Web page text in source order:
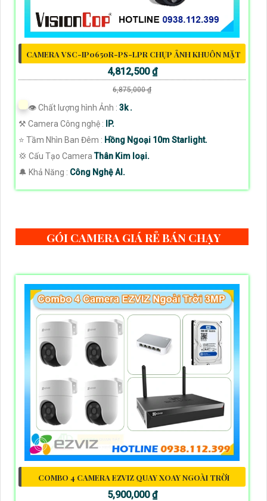
CAMERA VSC-IP0650R-PS-LPR CHỤP ẢNH KHUÔN MẶT
4,812,500 ₫
6,875,000 ₫
👁 Chất lượng hình Ảnh : 3k .
⚒ Camera Công nghệ :
IP.
⭐ Tầm Nhìn Ban Đêm : Hồng Ngoại 10m Starlight.
💢 Cấu Tạo CameraThân Kim loại.
️🔔 Khả Năng : Công Nghệ AI.
GÓI CAMERA GIÁ RẺ BÁN CHẠY
COMBO 4 CAMERA EZVIZ QUAY XOAY NGOÀI TRỜI
5,900,000 ₫